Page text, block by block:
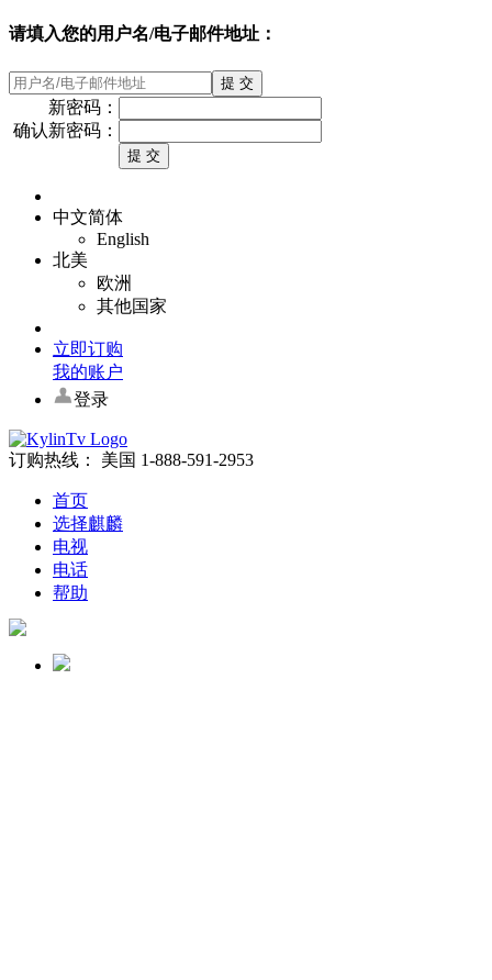
请填入您的用户名/电子邮件地址：
新密码：
确认新密码：
中文简体
English
北美
欧洲
其他国家
立即订购
我的账户
登录
订购热线： 美国 1-888-591-2953
首页
选择麒麟
电视
电话
帮助